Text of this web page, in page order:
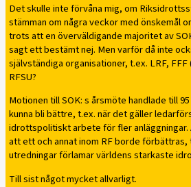
Det skulle inte förvåna mig, om
stämman om några veckor med önskemål
trots att en överväldigande majoritet av
sagt ett bestämt nej. Men varför då inte
självständiga organisationer, t.ex. LRF,
RFSU?
Motionen till SOK: s årsmöte handlade till
kunna bli bättre, t.ex. när det gäller
idrottspolitiskt arbete för fler anläggningar.
att ett och annat inom RF borde
utredningar förlamar världens starkaste
Till sist något mycket allvarligt.